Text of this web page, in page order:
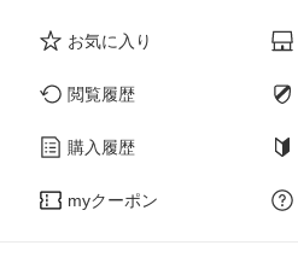
お気に入り
閲覧履歴
購入履歴
myクーポン